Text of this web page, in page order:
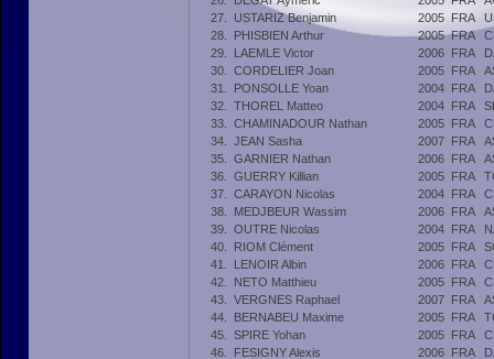
27.
USTARIZ Benjamin 2005 FRA
28.
PHISBIEN Arthur 2005 FRA
29.
LAEMLE Victor 2006 FRA
30.
CORDELIER Joan 2005 FRA
31.
PONSOLLE Yoan 2004 FRA
32.
THOREL Matteo 2004 FRA
33.
CHAMINADOUR Nathan 2005 FRA
34.
JEAN Sasha 2007 FRA
35.
GARNIER Nathan 2006 FRA
36.
GUERRY Killian 2005 FRA
37.
CARAYON Nicolas 2004 FRA
38.
MEDJBEUR Wassim 2006 FRA
39.
OUTRE Nicolas 2004 FRA
40.
RIOM Clément 2005 FRA
41.
LENOIR Albin 2006 FRA
42.
NETO Matthieu 2005 FRA
43.
VERGNES Raphael 2007 FRA
44.
BERNABEU Maxime 2005 FRA
45.
SPIRE Yohan 2005 FRA
46.
FESIGNY Alexis 2006 FRA